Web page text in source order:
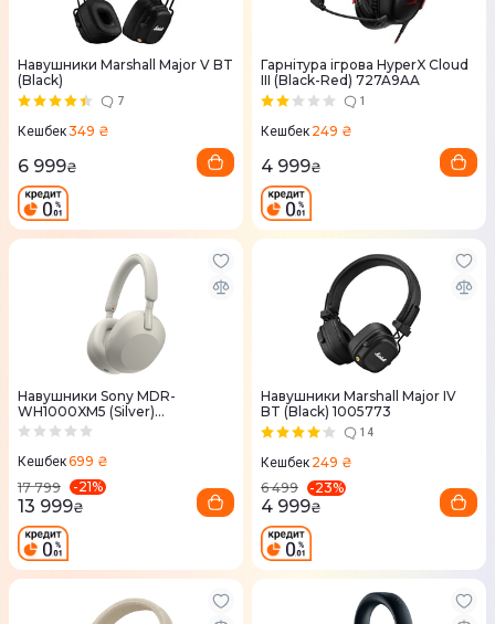
Навушники Marshall Major V BT
(Black)
7
Кешбек349 ₴
6 999₴
Гарнітура ігрова HyperX Cloud
III (Black-Red) 727A9AA
1
Кешбек 249 ₴
4 999₴
Навушники Sony MDR-
WH1000XM5 (Silver)
WH1000XM5S.CE7
Кешбек699 ₴
17 799
-21%
13 999₴
Навушники Marshall Major IV
BT (Black) 1005773
14
Кешбек 249 ₴
6 499
-23%
4 999₴